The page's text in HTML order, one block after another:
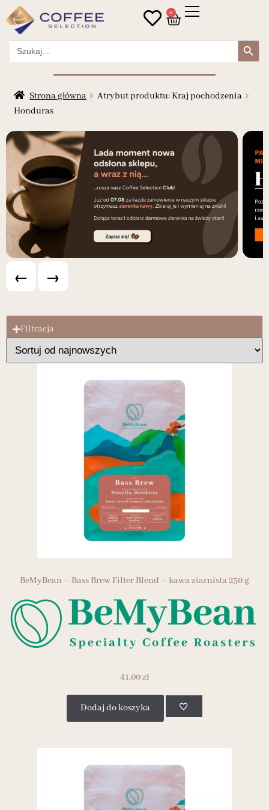
0
Search
for:
Search Button
Strona główna
Atrybut produktu: Kraj pochodzenia
Honduras
← →
Filtracja
BeMyBean – Bass Brew Filter Blend – kawa ziarnista 250 g
41.00zł
Dodaj do koszyka